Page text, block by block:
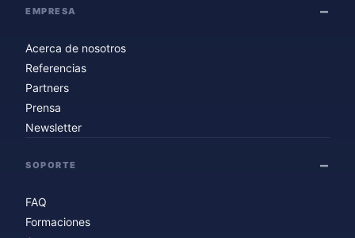
EMPRESA
Acerca de nosotros
Referencias
Partners
Prensa
Newsletter
SOPORTE
FAQ
Formaciones